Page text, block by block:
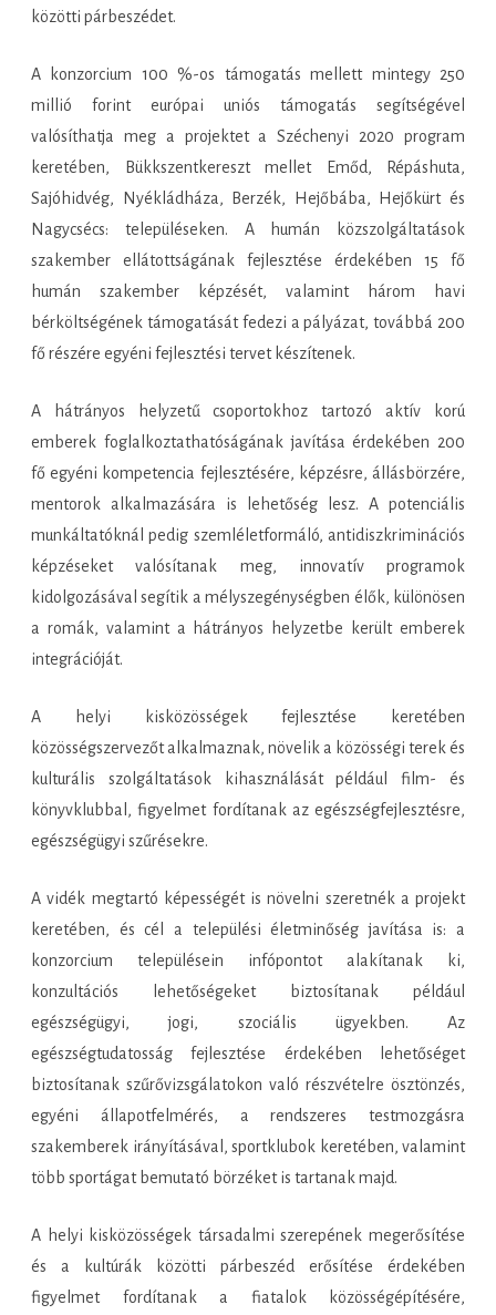
közötti párbeszédet.
A konzorcium 100 %-os támogatás mellett mintegy 250
millió forint európai uniós támogatás segítségével
valósíthatja meg a projektet a Széchenyi 2020 program
keretében, Bükkszentkereszt mellet Emőd, Répáshuta,
Sajóhidvég, Nyékládháza, Berzék, Hejőbába, Hejőkürt és
Nagycsécs: településeken. A humán közszolgáltatások
szakember ellátottságának fejlesztése érdekében 15 fő
humán szakember képzését, valamint három havi
bérköltségének támogatását fedezi a pályázat, továbbá 200
fő részére egyéni fejlesztési tervet készítenek.
A hátrányos helyzetű csoportokhoz tartozó aktív korú
emberek foglalkoztathatóságának javítása érdekében 200
fő egyéni kompetencia fejlesztésére, képzésre, állásbörzére,
mentorok alkalmazására is lehetőség lesz. A potenciális
munkáltatóknál pedig szemléletformáló, antidiszkriminációs
képzéseket valósítanak meg, innovatív programok
kidolgozásával segítik a mélyszegénységben élők, különösen
a romák, valamint a hátrányos helyzetbe került emberek
integrációját.
A helyi kisközösségek fejlesztése keretében
közösségszervezőt alkalmaznak, növelik a közösségi terek és
kulturális szolgáltatások kihasználását például film- és
könyvklubbal, figyelmet fordítanak az egészségfejlesztésre,
egészségügyi szűrésekre.
A vidék megtartó képességét is növelni szeretnék a projekt
keretében, és cél a települési életminőség javítása is: a
konzorcium településein infópontot alakítanak ki,
konzultációs lehetőségeket biztosítanak például
egészségügyi, jogi, szociális ügyekben. Az
egészségtudatosság fejlesztése érdekében lehetőséget
biztosítanak szűrővizsgálatokon való részvételre ösztönzés,
egyéni állapotfelmérés, a rendszeres testmozgásra
szakemberek irányításával, sportklubok keretében, valamint
több sportágat bemutató börzéket is tartanak majd.
A helyi kisközösségek társadalmi szerepének megerősítése
és a kultúrák közötti párbeszéd erősítése érdekében
figyelmet fordítanak a fiatalok közösségépítésére,